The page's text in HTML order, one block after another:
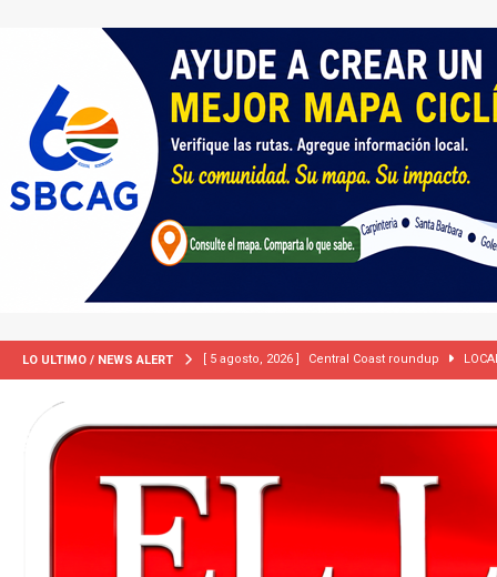
LO ULTIMO / NEWS ALERT [ 5 agosto, 2026 ] Central Coast roundup
extranjeros” INMIGRACIÓN
Colombia apaga el ‘efecto Vini’.
[ 29 marzo, 2024 ] Corte Suprema levanta